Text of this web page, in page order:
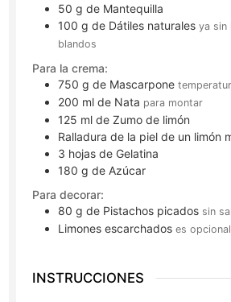
50 g de Mantequilla
100 g de Dátiles naturalesya sin
blandos
Para la crema:
750 g de Mascarpone
200 ml de Nata para montar
125 ml de Zumo de limón
Ralladura de la piel de un limón
3 hojas de Gelatina
180 g de Azúcar
Para decorar:
80 g de Pistachos picados sin sal
Limones escarchados es opcional
INSTRUCCIONES